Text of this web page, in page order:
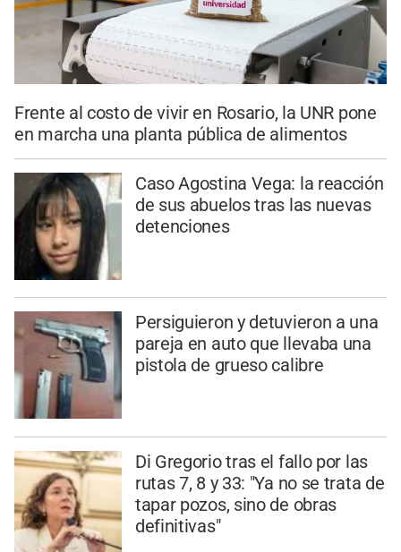
Frente al costo de vivir en Rosario, la UNR pone
en marcha una planta pública de alimentos
Caso Agostina Vega: la reacción
de sus abuelos tras las nuevas
detenciones
Persiguieron y detuvieron a una
pareja en auto que llevaba una
pistola de grueso calibre
Di Gregorio tras el fallo por las
rutas 7, 8 y 33: "Ya no se trata de
tapar pozos, sino de obras
definitivas"